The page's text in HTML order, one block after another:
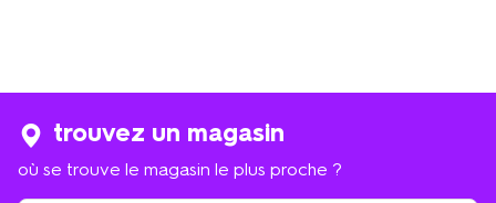
trouvez un magasin
où se trouve le magasin le plus proche ?